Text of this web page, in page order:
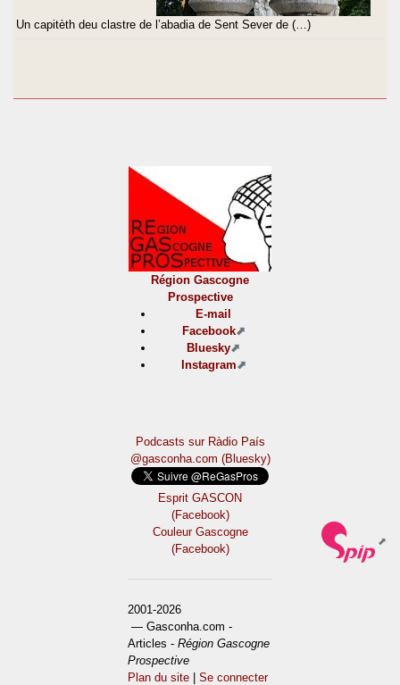
Un capitèth deu clastre de l’abadia de Sent Sever de (…)
Région Gascogne
Prospective
E-mail
Facebook
Bluesky
Instagram
Podcasts sur Ràdio País
@gasconha.com (Bluesky)
Esprit GASCON
(Facebook)
Couleur Gascogne
(Facebook)
2001-2026
— Gasconha.com -
Articles -Région Gascogne
Prospective
Plan du site |Se connecter